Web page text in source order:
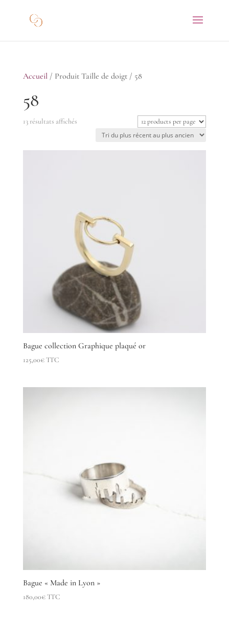
Accueil/ Produit Taille de doigt / 58
58
13 résultats affichésTrié
plus
Bague collection Graphique plaqué or
125,00€TTC
Bague « Made in Lyon »
180,00€TTC